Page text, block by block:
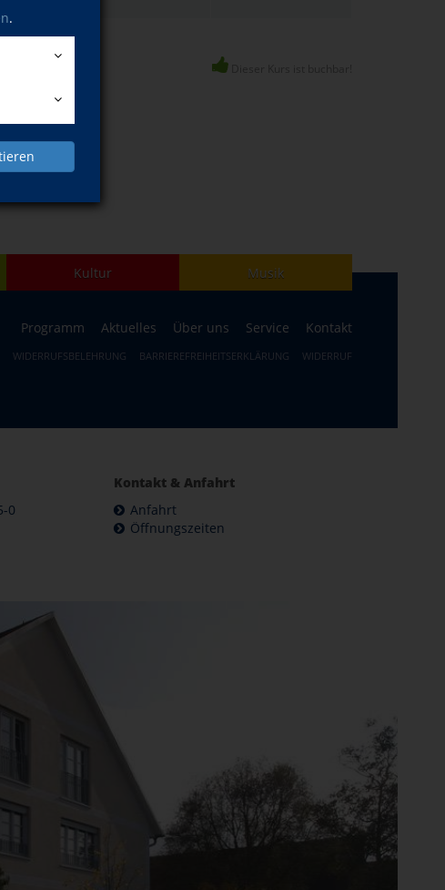
.
Kultur Musik
Programm Aktuelles Über uns Service Kontakt
WIDERRUFSBELEHRUNG BARRIEREFREIHEITSERKLÄRUNG WIDERRUF
0
Kontakt & Anfahrt
Anfahrt
Öffnungszeiten